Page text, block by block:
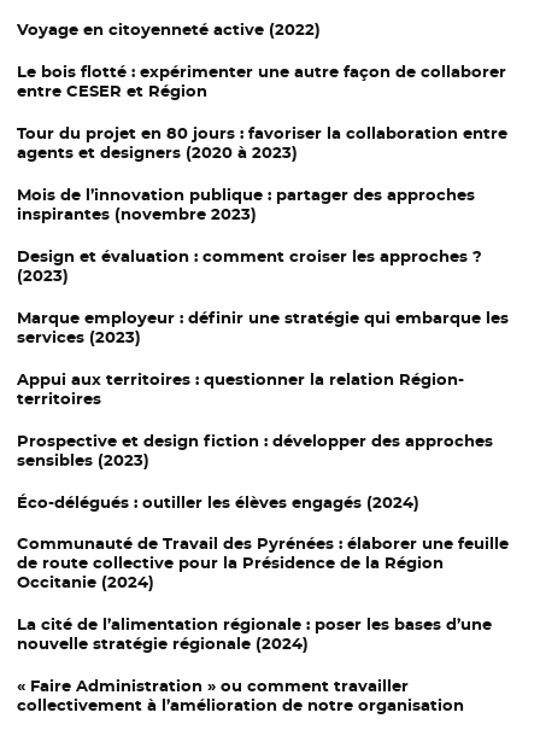
Voyage en citoyenneté active (2022)
Le bois flotté : expérimenter une autre façon de collaborer
entre CESER et Région
Tour du projet en 80 jours : favoriser la collaboration entre
agents et designers (2020 à 2023)
Mois de l’innovation publique : partager des approches
inspirantes (novembre 2023)
Design et évaluation : comment croiser les approches ?
(2023)
Marque employeur : définir une stratégie qui embarque les
services (2023)
Appui aux territoires : questionner la relation Région-
territoires
Prospective et design fiction : développer des approches
sensibles (2023)
Éco-délégués : outiller les élèves engagés (2024)
Communauté de Travail des Pyrénées : élaborer une feuille
de route collective pour la Présidence de la Région
Occitanie (2024)
La cité de l’alimentation régionale : poser les bases d’une
nouvelle stratégie régionale (2024)
« Faire Administration »ou comment travailler
collectivement à l’amélioration de notre organisation